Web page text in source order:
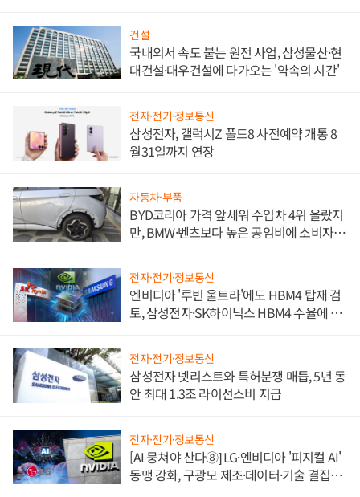
건설
국내외서 속도 붙는 원전 사업, 삼성물산·현
대건설·대우건설에 다가오는 '약속의 시간'
전자·전기·정보통신
삼성전자, 갤럭시Z 폴드8 사전예약 개통 8
월31일까지 연장
자동차·부품
BYD코리아 가격 앞세워 수입차 4위 올랐지
만, BMW·벤츠보다 높은 공임비에 소비자
전자·전기·정보통신
엔비디아 '루빈 울트라'에도 HBM4 탑재 검
토, 삼성전자·SK하이닉스 HBM4 수율에 주
전자·전기·정보통신
삼성전자 넷리스트와 특허분쟁 매듭, 5년 동
안 최대 1.3조 라이선스비 지급
전자·전기·정보통신
[AI 뭉쳐야 산다⑧] LG·엔비디아 '피지컬 AI'
동맹 강화, 구광모 제조·데이터·기술 결집